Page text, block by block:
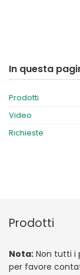
In questa
Prodotti
Video
Richieste
Prodotti
Nota: Non tutti i
per favore